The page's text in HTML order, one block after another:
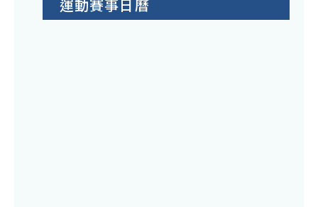
運動賽事日曆